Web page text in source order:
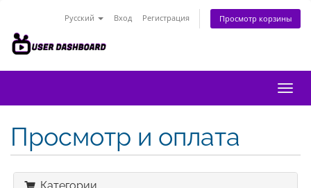
Русский Вход Регистрация Просмотр корзины
Просмотр и оплата